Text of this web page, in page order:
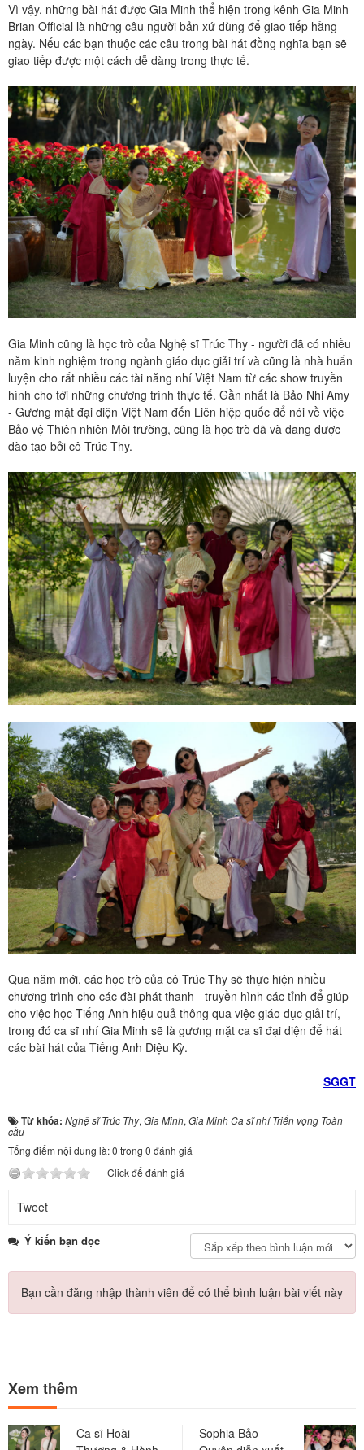
Vì vậy, những bài hát được Gia Minh thể hiện trong kênh Gia Minh
Brian Official là những câu người bản xứ dùng để giao tiếp hằng
ngày. Nếu các bạn thuộc các câu trong bài hát đồng nghĩa bạn sẽ
giao tiếp được một cách dễ dàng trong thực tế.
Gia Minh cũng là học trò của Nghệ sĩ Trúc Thy - người đã có nhiều
năm kinh nghiệm trong ngành giáo dục giải trí và cũng là nhà huấn
luyện cho rất nhiều các tài năng nhí Việt Nam từ các show truyền
hình cho tới những chương trình thực tế. Gần nhất là Bảo Nhi Amy
- Gương mặt đại diện Việt Nam đến Liên hiệp quốc để nói về việc
Bảo vệ Thiên nhiên Môi trường, cũng là học trò đã và đang được
đào tạo bởi cô Trúc Thy.
Qua năm mới, các học trò của cô Trúc Thy sẽ thực hiện nhiều
chương trình cho các đài phát thanh - truyền hình các tỉnh để giúp
cho việc học Tiếng Anh hiệu quả thông qua việc giáo dục giải trí,
trong đó ca sĩ nhí Gia Minh sẽ là gương mặt ca sĩ đại diện để hát
các bài hát của Tiếng Anh Diệu Kỳ.
SGGT
Từ khóa: Nghệ sĩ Trúc Thy, Gia Minh, Gia Minh Ca sĩ nhí Triển vọng Toàn
cầu
Tổng điểm nội dung là: 0 trong 0 đánh giá
Click để đánh giá
Tweet
Ý kiến bạn đọc
Bạn cần đăng nhập thành viên để có thể bình luận bài viết này
Xem thêm
Ca sĩ Hoài
Sophia Bảo